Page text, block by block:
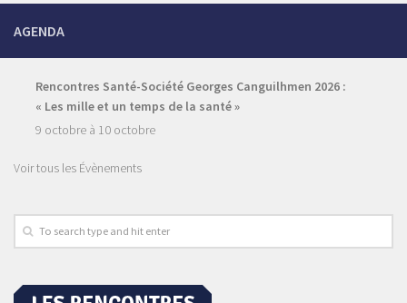
AGENDA
Rencontres Santé-Société Georges Canguilhmen 2026 :
« Les mille et un temps de la santé »
9 octobre à 10 octobre
Voir tous les Évènements